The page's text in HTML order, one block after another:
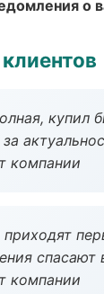
о
купил
компании
спасают
компании